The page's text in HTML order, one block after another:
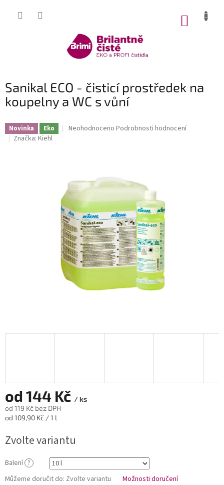
Sanikal ECO - čisticí prostředek na
koupelny a WC s vůní
Novinka Eko
Průměrné
5
hvězdiček.
Neohodnoceno Podrobnosti hodnocení
Značka: Kiehl
od 144 Kč / ks
od 119 Kč bez DPH
Měrná
od 109,90 Kč / 1 l
Zvolte variantu
Balení ?
Můžeme doručit do: Zvolte variantu Možnosti doručení